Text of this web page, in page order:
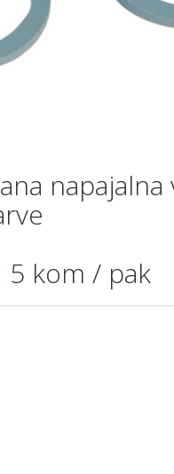
napajalna
5 kom / pak